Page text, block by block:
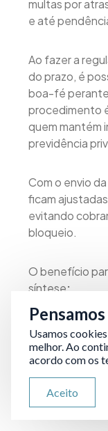
multas por
e até
Ao fazer a
do prazo, é
boa-fé
procedimento
quem mantém
previdência
Com o envio
ficam
evitando
bloqueio.
O benefício
síntese:
Evita
Protege
fiscal.
Usamos
melhor. Ao
acordo com os
Aceito